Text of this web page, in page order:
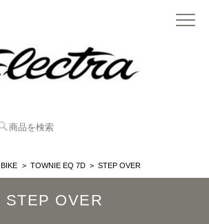
BIKE TOWNIE EQ 7D STEP OVER
STEP OVER